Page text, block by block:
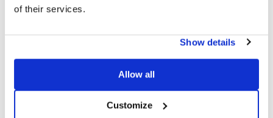
of their services.
Show details
Allow all
Customize
politique de confidentialité